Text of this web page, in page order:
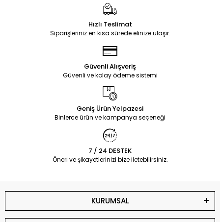
Hızlı Teslimat
Siparişleriniz en kısa sürede elinize ulaşır.
Güvenli Alışveriş
Güvenli ve kolay ödeme sistemi
Geniş Ürün Yelpazesi
Binlerce ürün ve kampanya seçeneği
7 / 24 DESTEK
Öneri ve şikayetlerinizi bize iletebilirsiniz.
KURUMSAL